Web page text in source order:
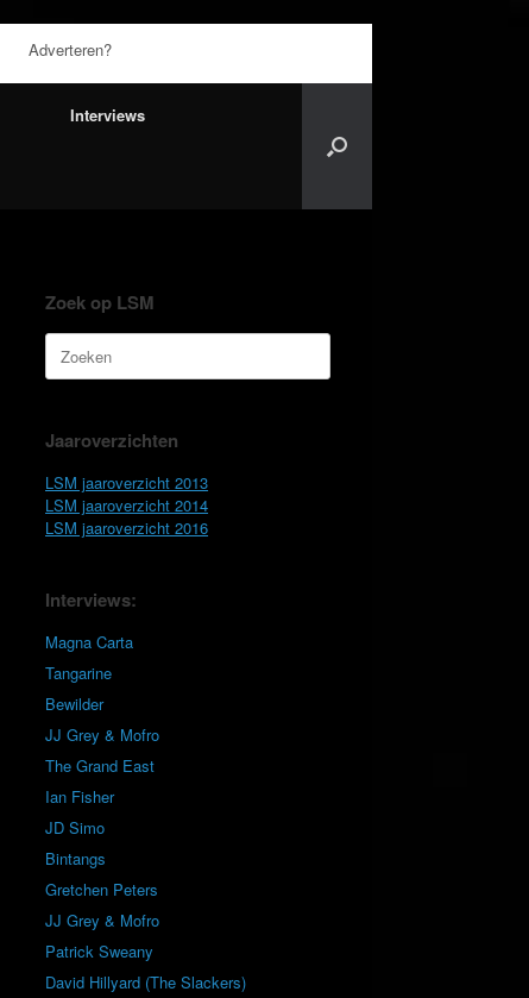
Adverteren?
Interviews
Zoek op LSM
Zoeken
naar:
Jaaroverzichten
LSM jaaroverzicht 2013
LSM jaaroverzicht 2014
LSM jaaroverzicht 2016
Interviews:
Magna Carta
Tangarine
Bewilder
JJ Grey & Mofro
The Grand East
Ian Fisher
JD Simo
Bintangs
Gretchen Peters
JJ Grey & Mofro
Patrick Sweany
David Hillyard (The Slackers)